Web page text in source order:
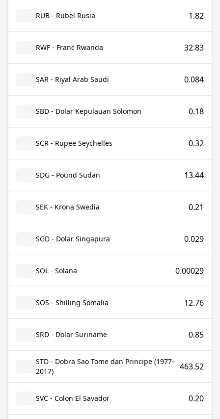
RUB - Rubel Rusia 1.82
RWF - Franc Rwanda 32.83
SAR - Riyal Arab Saudi 0.084
SBD - Dolar Kepulauan Solomon 0.18
SCR - Rupee Seychelles 0.32
SDG - Pound Sudan 13.44
SEK - Krona Swedia 0.21
SGD - Dolar Singapura 0.029
SOL - Solana 0.00029
SOS - Shilling Somalia 12.76
SRD - Dolar Suriname 0.85
STD - Dobra Sao Tome dan Principe (1977–
2017)
463.52
SVC - Colon El Savador 0.20